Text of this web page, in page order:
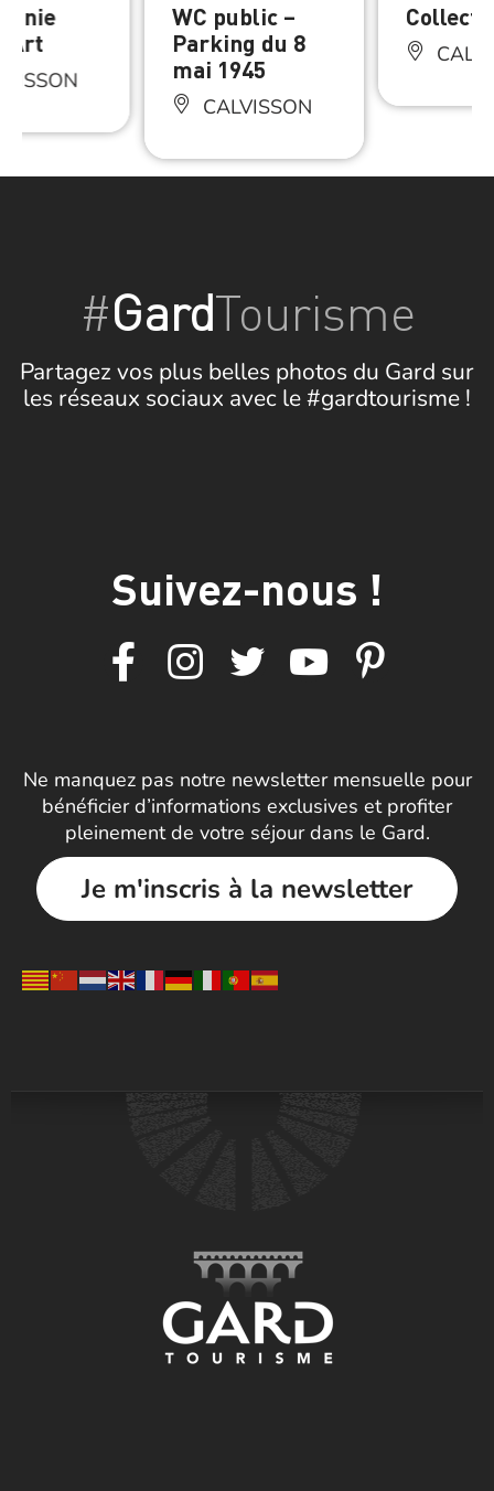
WC public –
Parking du 8
mai 1945
CALVISSON
#GardTourisme
Partagez vos plus belles photos du Gard sur
les réseaux sociaux avec le #gardtourisme !
Suivez-nous !
Ne manquez pas notre newsletter mensuelle pour
bénéficier d’informations exclusives et profiter
pleinement de votre séjour dans le Gard.
Je m'inscris à la newsletter